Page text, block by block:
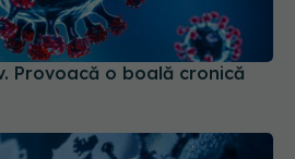
Provoacă o boală cronică